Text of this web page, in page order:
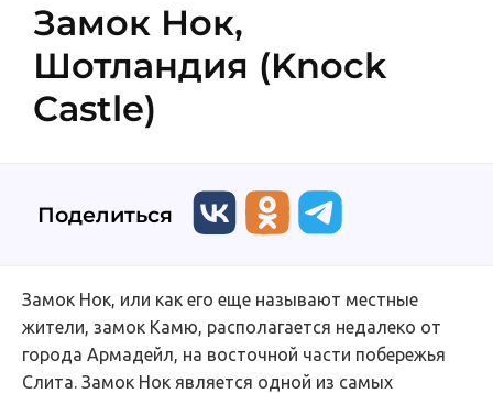
Замок Нок,
Шотландия (Knock
Castle)
Поделиться
Замок Нок, или как его еще называют местные
жители, замок Камю, располагается недалеко от
города Армадейл, на восточной части побережья
Слита. Замок Нок является одной из самых